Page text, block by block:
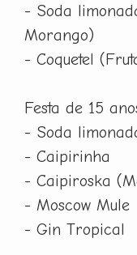
- Soda
Morango)
- Coquetel
Festa de 15
- Soda
- Caipirinha
- Caipiroska
- Moscow Mule
- Gin Tropical